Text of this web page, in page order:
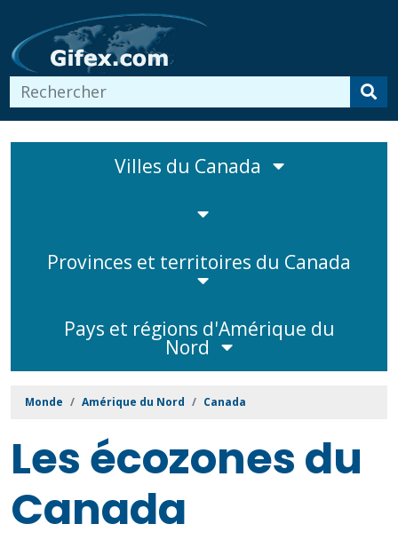
Villes du Canada
Pays et régions d'Amérique du
Nord
Monde Amérique du Nord Canada
Les écozones du
Canada